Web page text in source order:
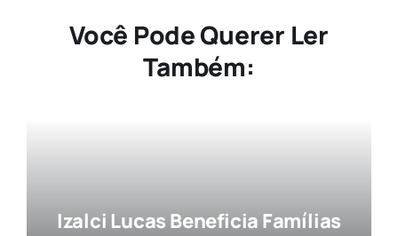
Você Pode Querer Ler
Também:
Izalci Lucas Beneficia Famílias